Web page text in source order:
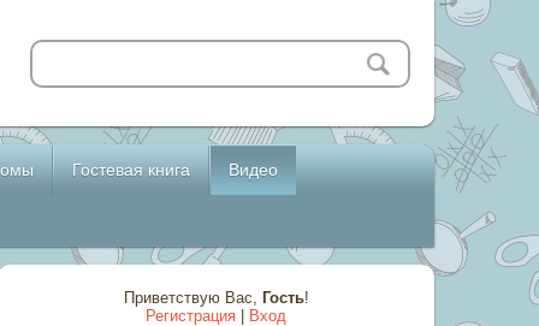
Гостевая книга Видео
Приветствую Вас, Гость!
Регистрация
Вход